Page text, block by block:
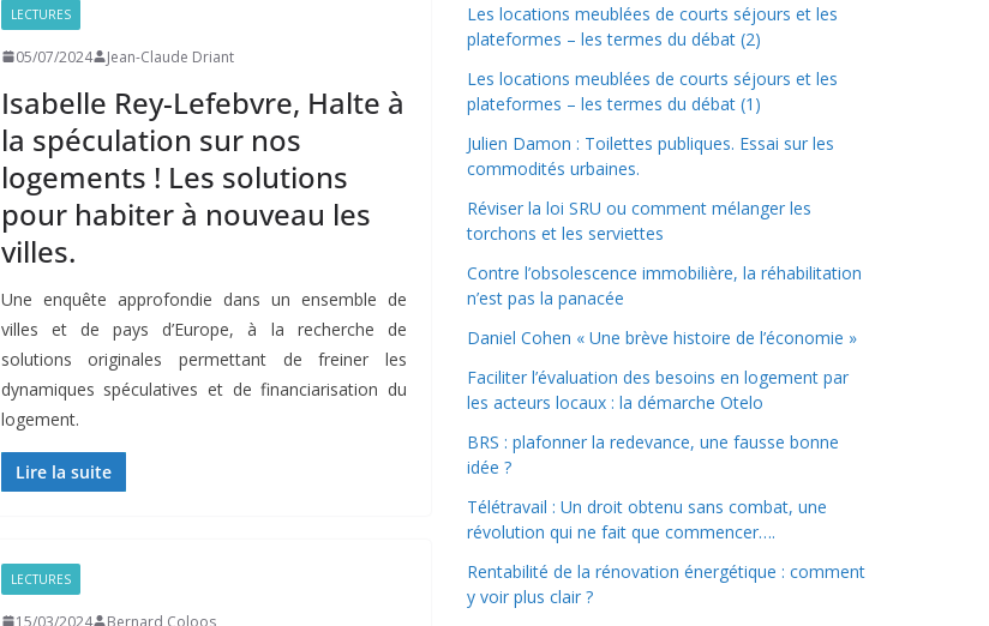
LECTURES
05/07/2024 Jean-Claude Driant
Isabelle Rey-Lefebvre, Halte à
la spéculation sur nos
logements ! Les solutions
pour habiter à nouveau les
villes.
Une enquête approfondie dans un ensemble de
villes et de pays d’Europe, à la recherche de
solutions originales permettant de freiner les
dynamiques spéculatives et de financiarisation du
logement.
Lire la suite
LECTURES
15/03/2024 Bernard Coloos
Les locations meublées de courts séjours et les
plateformes – les termes du débat (2)
Les locations meublées de courts séjours et les
plateformes – les termes du débat (1)
Julien Damon : Toilettes publiques. Essai sur les
commodités urbaines.
Réviser la loi SRU ou comment mélanger les
torchons et les serviettes
Contre l’obsolescence immobilière, la réhabilitation
n’est pas la panacée
Daniel Cohen « Une brève histoire de l’économie »
Faciliter l’évaluation des besoins en logement par
les acteurs locaux : la démarche Otelo
BRS : plafonner la redevance, une fausse bonne
idée ?
Télétravail : Un droit obtenu sans combat, une
révolution qui ne fait que commencer….
Rentabilité de la rénovation énergétique : comment
y voir plus clair ?